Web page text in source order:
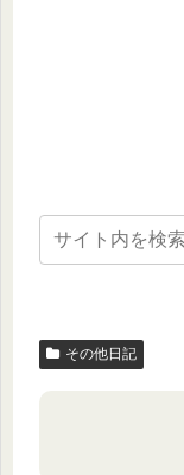
その他日記